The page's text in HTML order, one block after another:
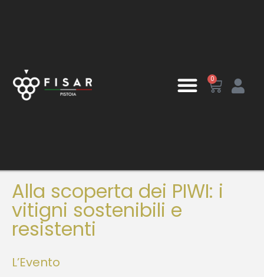
0
Alla scoperta dei PIWI: i
vitigni sostenibili e
resistenti
L’Evento